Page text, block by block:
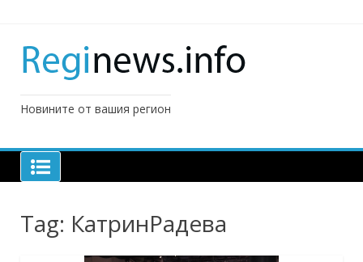
Новините от вашия регион
Tag: КатринРадева